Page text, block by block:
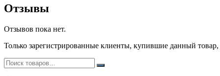
Отзывы
Отзывов пока нет.
Только зарегистрированные клиенты, купившие данный